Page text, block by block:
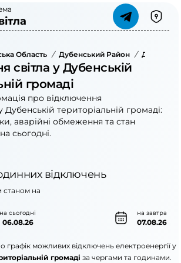
Область / Дубенський Район /
світла у Дубенській
громаді
про відключення
Дубенській територіальній громаді:
аварійні обмеження та стан
сьогодні.
відключень
на сьогодні
06.08.26
на завтра
07.08.26
станом на
графік можливих відключень електроенергії у
громаді за чергами та годинами.